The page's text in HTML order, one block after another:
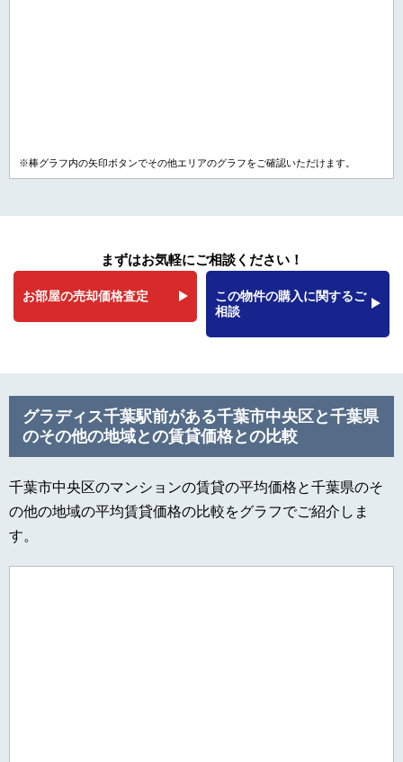
※棒グラフ内の矢印ボタンでその他エリアのグラフをご確認いただけます。
まずはお気軽にご相談ください！
お部屋の売却価格査定
この物件の購入に関するご
相談
グラディス千葉駅前がある千葉市中央区と千葉県
のその他の地域との賃貸価格との比較
千葉市中央区のマンションの賃貸の平均価格と千葉県のそ
の他の地域の平均賃貸価格の比較をグラフでご紹介しま
す。